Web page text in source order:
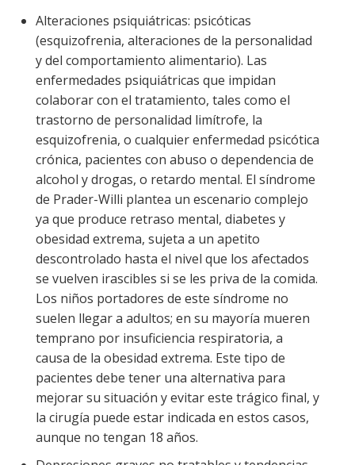
Alteraciones psiquiátricas: psicóticas
(esquizofrenia, alteraciones de la personalidad
y del comportamiento alimentario). Las
enfermedades psiquiátricas que impidan
colaborar con el tratamiento, tales como el
trastorno de personalidad limítrofe, la
esquizofrenia, o cualquier enfermedad psicótica
crónica, pacientes con abuso o dependencia de
alcohol y drogas, o retardo mental. El síndrome
de Prader-Willi plantea un escenario complejo
ya que produce retraso mental, diabetes y
obesidad extrema, sujeta a un apetito
descontrolado hasta el nivel que los afectados
se vuelven irascibles si se les priva de la comida.
Los niños portadores de este síndrome no
suelen llegar a adultos; en su mayoría mueren
temprano por insuficiencia respiratoria, a
causa de la obesidad extrema. Este tipo de
pacientes debe tener una alternativa para
mejorar su situación y evitar este trágico final, y
la cirugía puede estar indicada en estos casos,
aunque no tengan 18 años.